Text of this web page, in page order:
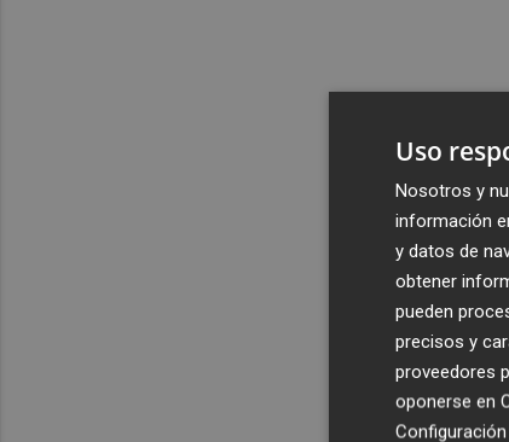
Uso
Nosotros y
información
y datos de
obtener
pueden
precisos y
proveedores
oponerse en